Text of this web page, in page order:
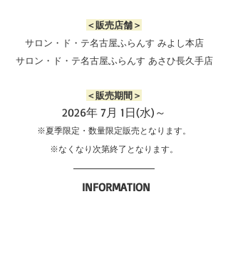
＜販売店舗＞
サロン・ド・テ名古屋ふらんす みよし本店
サロン・ド・テ名古屋ふらんす あさひ長久手店
＜販売期間＞
2026年 7月 1日(水)～
※夏季限定・数量限定販売となります。
※なくなり次第終了となります。
INFORMATION